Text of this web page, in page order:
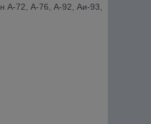
А-72, А-76, А-92, Аи-93,